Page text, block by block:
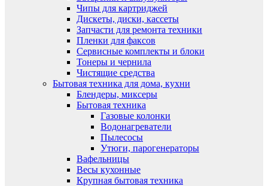
Чипы для картриджей
Дискеты, диски, кассеты
Запчасти для ремонта техники
Пленки для факсов
Сервисные комплекты и блоки
Тонеры и чернила
Чистящие средства
Бытовая техника для дома, кухни
Блендеры, миксеры
Бытовая техника
Газовые колонки
Водонагреватели
Пылесосы
Утюги, парогенераторы
Вафельницы
Весы кухонные
Крупная бытовая техника